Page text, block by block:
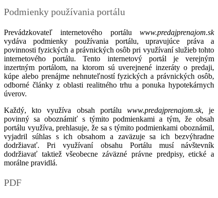
Podmienky používania portálu
Prevádzkovateľ internetového portálu www.predajprenajom.sk
vydáva podmienky používania portálu, upravujúce práva a
povinnosti fyzických a právnických osôb pri využívaní služieb tohto
internetového portálu. Tento internetový portál je verejným
inzertným portálom, na ktorom sú uverejnené inzeráty o predaji,
kúpe alebo prenájme nehnuteľností fyzických a právnických osôb,
odborné články z oblasti realitného trhu a ponuka hypotekárnych
úverov.
Každý, kto využíva obsah portálu www.predajprenajom.sk, je
povinný sa oboznámiť s týmito podmienkami a tým, že obsah
portálu využíva, prehlasuje, že sa s týmito podmienkami oboznámil,
vyjadril súhlas s ich obsahom a zaväzuje sa ich bezvýhradne
dodržiavať. Pri využívaní obsahu Portálu musí návštevník
dodržiavať taktiež všeobecne záväzné právne predpisy, etické a
morálne pravidlá.
PDF